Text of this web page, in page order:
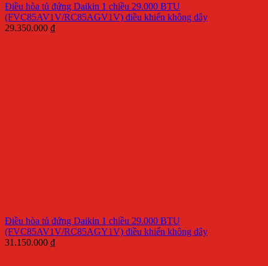
Điều hòa tủ đứng Daikin 1 chiều 29.000 BTU
(FVC85AV1V/RC85AGV1V) điều khiển không dây
29.350.000 ₫
Điều hòa tủ đứng Daikin 1 chiều 29.000 BTU
(FVC85AV1V/RC85AGY1V) điều khiển không dây
31.150.000 ₫